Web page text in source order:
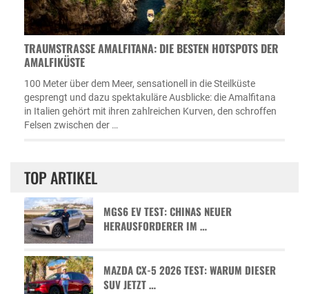
TRAUMSTRASSE AMALFITANA: DIE BESTEN HOTSPOTS DER A
MALFIKÜSTE
100 Meter über dem Meer, sensationell in die Steilküste
gesprengt und dazu spektakuläre Ausblicke: die Amalfitana
in Italien gehört mit ihren zahlreichen Kurven, den schroffen
Felsen zwischen der …
TOP ARTIKEL
MGS6 EV TEST: CHINAS NEUER
HERAUSFORDERER IM …
MAZDA CX-5 2026 TEST: WARUM DIESER
SUV JETZT …